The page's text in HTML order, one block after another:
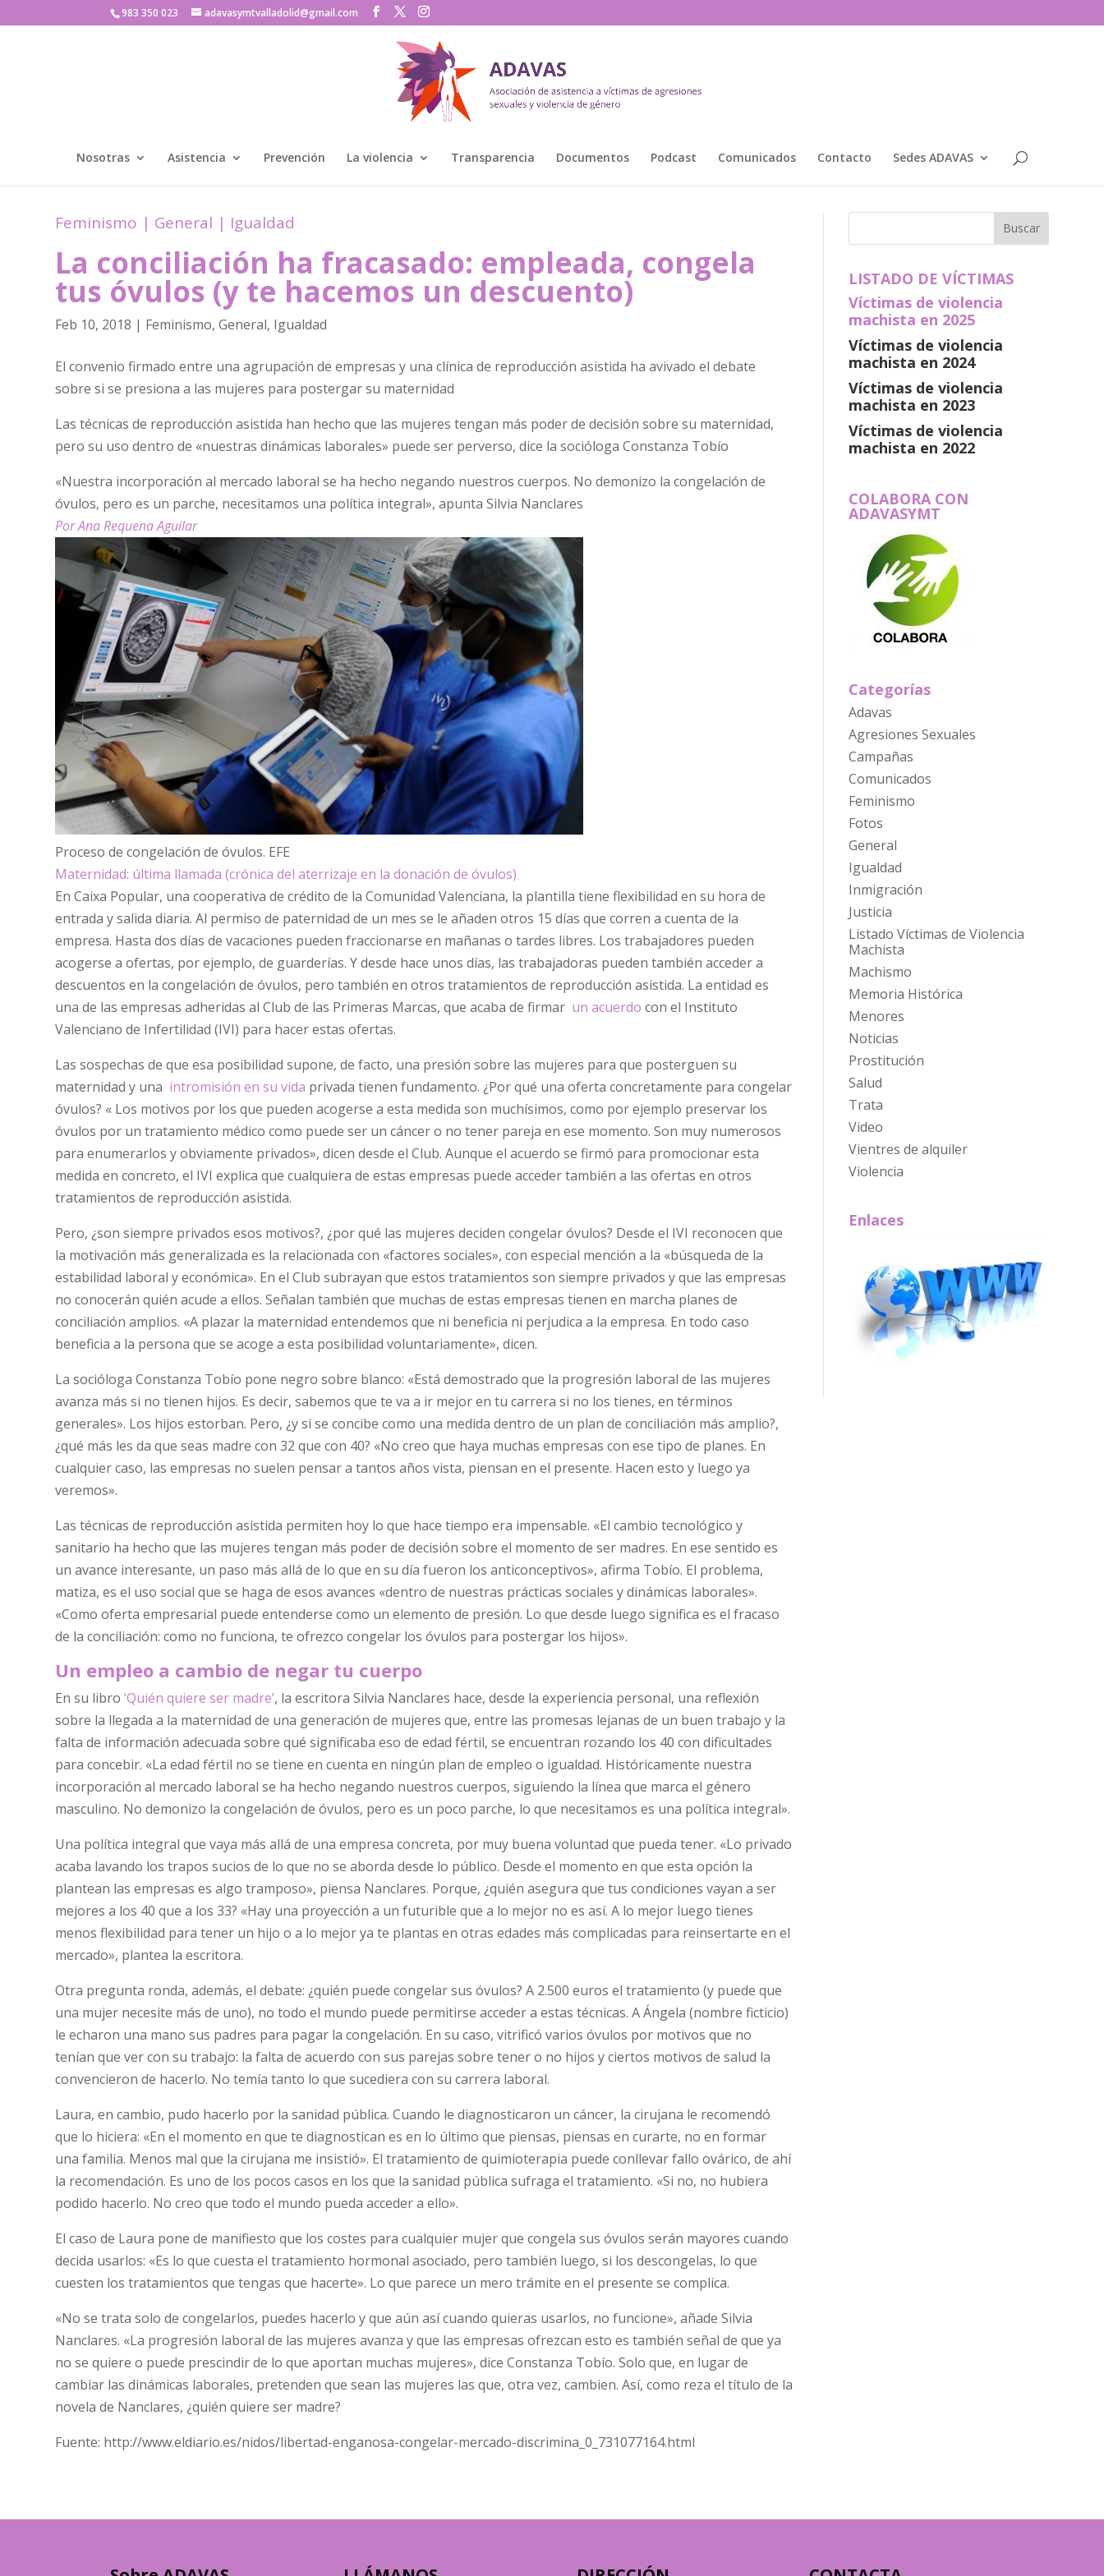
983 350 023 adavasymtvalladolid@gmail.com
Nosotras Asistencia Prevención La violencia Transparencia Documentos Podcast Comunicados Contacto Sedes ADAVAS
Feminismo | General | Igualdad
La conciliación ha fracasado: empleada, congela
tus óvulos (y te hacemos un descuento)
Feb 10, 2018 | Feminismo,General, Igualdad
El convenio firmado entre una agrupación de empresas y una clínica de reproducción asistida ha avivado el debate
sobre si se presiona a las mujeres para postergar su maternidad
Las técnicas de reproducción asistida han hecho que las mujeres tengan más poder de decisión sobre su maternidad,
pero su uso dentro de «nuestras dinámicas laborales» puede ser perverso, dice la socióloga Constanza Tobío
«Nuestra incorporación al mercado laboral se ha hecho negando nuestros cuerpos. No demonizo la congelación de
óvulos, pero es un parche, necesitamos una política integral», apunta Silvia Nanclares
Por Ana Requena Aguilar
Proceso de congelación de óvulos. EFE
Maternidad: última llamada (crónica del aterrizaje en la donación de óvulos)
En Caixa Popular, una cooperativa de crédito de la Comunidad Valenciana, la plantilla tiene flexibilidad en su hora de
entrada y salida diaria. Al permiso de paternidad de un mes se le añaden otros 15 días que corren a cuenta de la
empresa. Hasta dos días de vacaciones pueden fraccionarse en mañanas o tardes libres. Los trabajadores pueden
acogerse a ofertas, por ejemplo, de guarderías. Y desde hace unos días, las trabajadoras pueden también acceder a
descuentos en la congelación de óvulos, pero también en otros tratamientos de reproducción asistida. La entidad es
una de las empresas adheridas al Club de las Primeras Marcas, que acaba de firmar un acuerdo con el Instituto
Valenciano de Infertilidad (IVI) para hacer estas ofertas.
Las sospechas de que esa posibilidad supone, de facto, una presión sobre las mujeres para que posterguen su
maternidad y una intromisión en su vida privada tienen fundamento. ¿Por qué una oferta concretamente para congelar
óvulos? « Los motivos por los que pueden acogerse a esta medida son muchísimos, como por ejemplo preservar los
óvulos por un tratamiento médico como puede ser un cáncer o no tener pareja en ese momento. Son muy numerosos
para enumerarlos y obviamente privados», dicen desde el Club. Aunque el acuerdo se firmó para promocionar esta
medida en concreto, el IVI explica que cualquiera de estas empresas puede acceder también a las ofertas en otros
tratamientos de reproducción asistida.
Pero, ¿son siempre privados esos motivos?, ¿por qué las mujeres deciden congelar óvulos? Desde el IVI reconocen que
la motivación más generalizada es la relacionada con «factores sociales», con especial mención a la «búsqueda de la
estabilidad laboral y económica». En el Club subrayan que estos tratamientos son siempre privados y que las empresas
no conocerán quién acude a ellos. Señalan también que muchas de estas empresas tienen en marcha planes de
conciliación amplios. «A plazar la maternidad entendemos que ni beneficia ni perjudica a la empresa. En todo caso
beneficia a la persona que se acoge a esta posibilidad voluntariamente», dicen.
La socióloga Constanza Tobío pone negro sobre blanco: «Está demostrado que la progresión laboral de las mujeres
avanza más si no tienen hijos. Es decir, sabemos que te va a ir mejor en tu carrera si no los tienes, en términos
generales». Los hijos estorban. Pero, ¿y si se concibe como una medida dentro de un plan de conciliación más amplio?,
¿qué más les da que seas madre con 32 que con 40? «No creo que haya muchas empresas con ese tipo de planes. En
cualquier caso, las empresas no suelen pensar a tantos años vista, piensan en el presente. Hacen esto y luego ya
veremos».
Las técnicas de reproducción asistida permiten hoy lo que hace tiempo era impensable. «El cambio tecnológico y
sanitario ha hecho que las mujeres tengan más poder de decisión sobre el momento de ser madres. En ese sentido es
un avance interesante, un paso más allá de lo que en su día fueron los anticonceptivos», afirma Tobío. El problema,
matiza, es el uso social que se haga de esos avances «dentro de nuestras prácticas sociales y dinámicas laborales».
«Como oferta empresarial puede entenderse como un elemento de presión. Lo que desde luego significa es el fracaso
de la conciliación: como no funciona, te ofrezco congelar los óvulos para postergar los hijos».
Un empleo a cambio de negar tu cuerpo
En su libro‘Quién quiere ser madre’, la escritora Silvia Nanclares hace, desde la experiencia personal, una reflexión
sobre la llegada a la maternidad de una generación de mujeres que, entre las promesas lejanas de un buen trabajo y la
falta de información adecuada sobre qué significaba eso de edad fértil, se encuentran rozando los 40 con dificultades
para concebir. «La edad fértil no se tiene en cuenta en ningún plan de empleo o igualdad. Históricamente nuestra
incorporación al mercado laboral se ha hecho negando nuestros cuerpos, siguiendo la línea que marca el género
masculino. No demonizo la congelación de óvulos, pero es un poco parche, lo que necesitamos es una política integral».
Una política integral que vaya más allá de una empresa concreta, por muy buena voluntad que pueda tener. «Lo privado
acaba lavando los trapos sucios de lo que no se aborda desde lo público. Desde el momento en que esta opción la
plantean las empresas es algo tramposo», piensa Nanclares. Porque, ¿quién asegura que tus condiciones vayan a ser
mejores a los 40 que a los 33? «Hay una proyección a un futurible que a lo mejor no es así. A lo mejor luego tienes
menos flexibilidad para tener un hijo o a lo mejor ya te plantas en otras edades más complicadas para reinsertarte en el
mercado», plantea la escritora.
Otra pregunta ronda, además, el debate: ¿quién puede congelar sus óvulos? A 2.500 euros el tratamiento (y puede que
una mujer necesite más de uno), no todo el mundo puede permitirse acceder a estas técnicas. A Ángela (nombre ficticio)
le echaron una mano sus padres para pagar la congelación. En su caso, vitrificó varios óvulos por motivos que no
tenían que ver con su trabajo: la falta de acuerdo con sus parejas sobre tener o no hijos y ciertos motivos de salud la
convencieron de hacerlo. No temía tanto lo que sucediera con su carrera laboral.
Laura, en cambio, pudo hacerlo por la sanidad pública. Cuando le diagnosticaron un cáncer, la cirujana le recomendó
que lo hiciera: «En el momento en que te diagnostican es en lo último que piensas, piensas en curarte, no en formar
una familia. Menos mal que la cirujana me insistió». El tratamiento de quimioterapia puede conllevar fallo ovárico, de ahí
la recomendación. Es uno de los pocos casos en los que la sanidad pública sufraga el tratamiento. «Si no, no hubiera
podido hacerlo. No creo que todo el mundo pueda acceder a ello».
El caso de Laura pone de manifiesto que los costes para cualquier mujer que congela sus óvulos serán mayores cuando
decida usarlos: «Es lo que cuesta el tratamiento hormonal asociado, pero también luego, si los descongelas, lo que
cuesten los tratamientos que tengas que hacerte». Lo que parece un mero trámite en el presente se complica.
«No se trata solo de congelarlos, puedes hacerlo y que aún así cuando quieras usarlos, no funcione», añade Silvia
Nanclares. «La progresión laboral de las mujeres avanza y que las empresas ofrezcan esto es también señal de que ya
no se quiere o puede prescindir de lo que aportan muchas mujeres», dice Constanza Tobío. Solo que, en lugar de
cambiar las dinámicas laborales, pretenden que sean las mujeres las que, otra vez, cambien. Así, como reza el título de la
novela de Nanclares, ¿quién quiere ser madre?
Fuente: http://www.eldiario.es/nidos/libertad-enganosa-congelar-mercado-discrimina_0_731077164.html
LISTADO DE VÍCTIMAS
Víctimas de violencia
machista en 2025
Víctimas de violencia
machista en 2024
Víctimas de violencia
machista en 2023
Víctimas de violencia
machista en 2022
COLABORA CON
ADAVASYMT
Categorías
Adavas
Agresiones Sexuales
Campañas
Comunicados
Feminismo
Fotos
General
Igualdad
Inmigración
Justicia
Listado Víctimas de Violencia
Machista
Machismo
Memoria Histórica
Menores
Noticias
Prostitución
Salud
Trata
Video
Vientres de alquiler
Violencia
Enlaces